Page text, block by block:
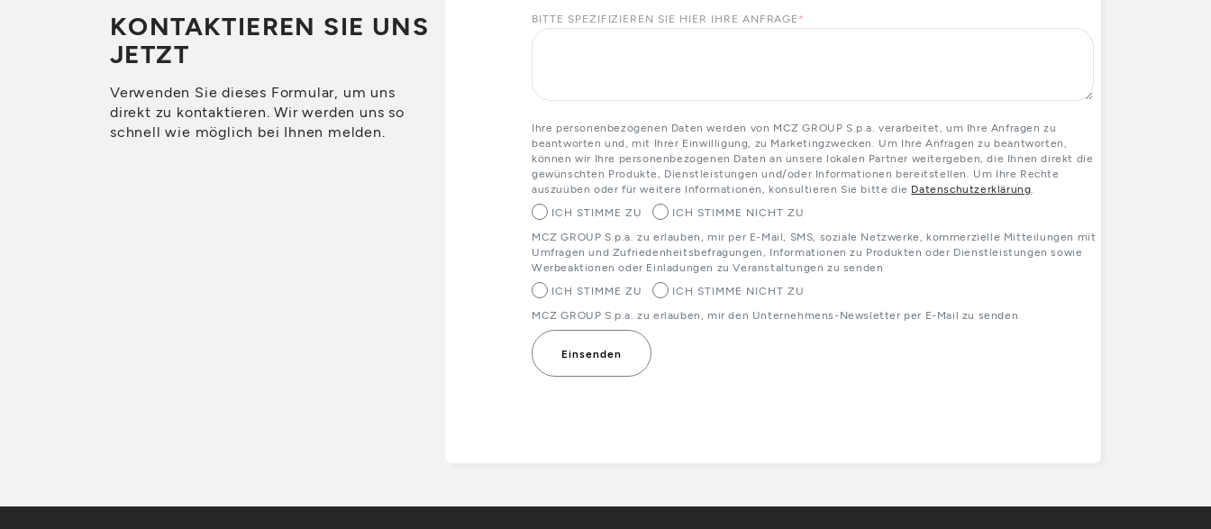
KONTAKTIEREN SIE UNS
JETZT
Verwenden Sie dieses Formular, um uns
direkt zu kontaktieren. Wir werden uns so
schnell wie möglich bei Ihnen melden.
BITTE SPEZIFIZIEREN SIE HIER IHRE ANFRAGE *
Ihre personenbezogenen Daten werden von MCZ GROUP S.p.a. verarbeitet, um Ihre Anfragen zu
beantworten und, mit Ihrer Einwilligung, zu Marketingzwecken. Um Ihre Anfragen zu beantworten,
können wir Ihre personenbezogenen Daten an unsere lokalen Partner weitergeben, die Ihnen direkt die
gewünschten Produkte, Dienstleistungen und/oder Informationen bereitstellen. Um Ihre Rechte
auszuüben oder für weitere Informationen, konsultieren Sie bitte die Datenschutzerklärung
ICH STIMME ZU
ICH STIMME NICHT ZU
MCZ GROUP S.p.a. zu erlauben, mir per E-Mail, SMS, soziale Netzwerke, kommerzielle Mitteilungen mit
Umfragen und Zufriedenheitsbefragungen, Informationen zu Produkten oder Dienstleistungen sowie
Werbeaktionen oder Einladungen zu Veranstaltungen zu senden
ICH STIMME ZU
ICH STIMME NICHT ZU
MCZ GROUP S.p.a. zu erlauben, mir den Unternehmens-Newsletter per E-Mail zu senden